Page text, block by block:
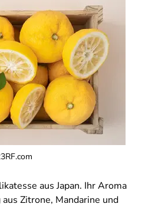
aus Japan. Ihr Aroma
Zitrone, Mandarine und